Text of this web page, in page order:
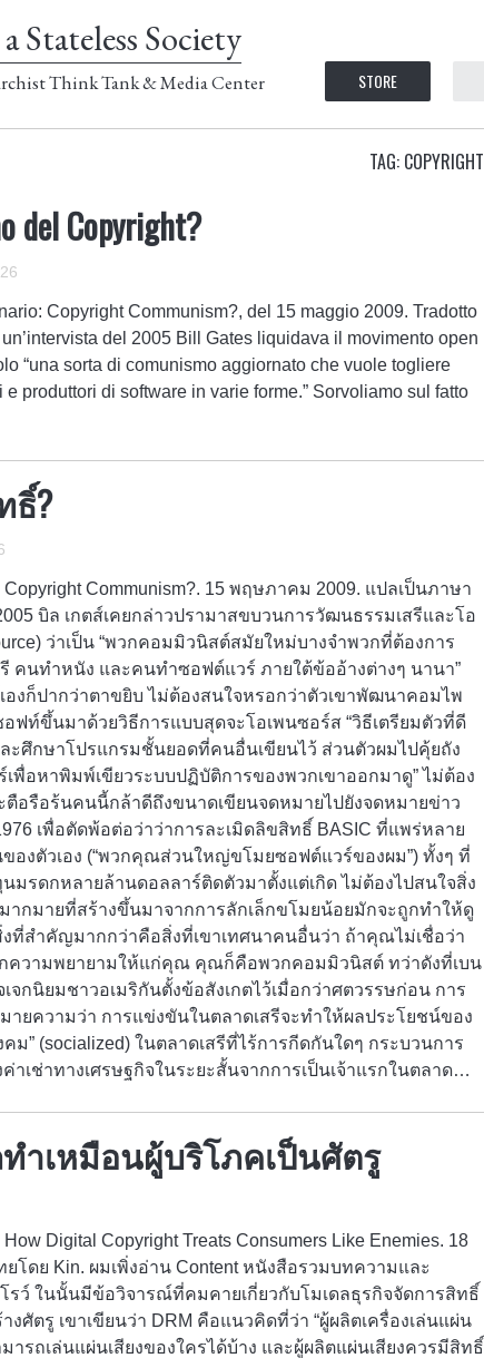
Stateless Society
Think Tank & Media Center STORE
TAG: COPYRIGHT
del Copyright?
Copyright Communism?, del 15 maggio 2009. Tradotto
del 2005 Bill Gates liquidava il movimento open
“una sorta di comunismo aggiornato che vuole togliere
e produttori di software in varie forme.” Sorvoliamo sul fatto
ธิ์?
Communism?. 15 พฤษภาคม 2009. แปลเป็นภาษา
บิล เกตส์เคยกล่าวปรามาสขบวนการวัฒนธรรมเสรีและโอ
ว่าเป็น “พวกคอมมิวนิสต์สมัยใหม่บางจำพวกที่ต้องการ
คนทำหนัง และคนทำซอฟต์แวร์ ภายใต้ข้ออ้างต่างๆ นานา”
องก็ปากว่าตาขยิบ ไม่ต้องสนใจหรอกว่าตัวเขาพัฒนาคอมไพ
ฟท์ขึ้นมาด้วยวิธีการแบบสุดจะโอเพนซอร์ส “วิธีเตรียมตัวที่ดี
ะศึกษาโปรแกรมชั้นยอดที่คนอื่นเขียนไว้ ส่วนตัวผมไปคุ้ยถัง
พื่อหาพิมพ์เขียวระบบปฏิบัติการของพวกเขาออกมาดู” ไม่ต้อง
อรือร้นคนนี้กล้าดีถึงขนาดเขียนจดหมายไปยังจดหมายข่าว
เพื่อตัดพ้อต่อว่าว่าการละเมิดลิขสิทธิ์ BASIC ที่แพร่หลาย
องตัวเอง (“พวกคุณส่วนใหญ่ขโมยซอฟต์แวร์ของผม”) ทั้งๆ ที่
นมรดกหลายล้านดอลลาร์ติดตัวมาตั้งแต่เกิด ไม่ต้องไปสนใจสิ่ง
ากมายที่สร้างขึ้นมาจากการลักเล็กขโมยน้อยมักจะถูกทำให้ดู
งที่สำคัญมากกว่าคือสิ่งที่เขาเทศนาคนอื่นว่า ถ้าคุณไม่เชื่อว่า
ความพยายามให้แก่คุณ คุณก็คือพวกคอมมิวนิสต์ ทว่าดังที่เบน
จกนิยมชาวอเมริกันตั้งข้อสังเกตไว้เมื่อกว่าศตวรรษก่อน การ
ยความว่า การแข่งขันในตลาดเสรีจะทำให้ผลประโยชน์ของ
ม” (socialized) ในตลาดเสรีที่ไร้การกีดกันใดๆ กระบวนการ
เช่าทางเศรษฐกิจในระยะสั้นจากการเป็นเจ้าแรกในตลาด…
ำเหมือนผู้บริโภคเป็นศัตรู
Digital Copyright Treats Consumers Like Enemies. 18
โดย Kin. ผมเพิ่งอ่าน Content หนังสือรวมบทความและ
รว์ ในนั้นมีข้อวิจารณ์ที่คมคายเกี่ยวกับโมเดลธุรกิจจัดการสิทธิ์
ศัตรู เขาเขียนว่า DRM คือแนวคิดที่ว่า “ผู้ผลิตเครื่องเล่นแผ่น
รถเล่นแผ่นเสียงของใครได้บ้าง และผู้ผลิตแผ่นเสียงควรมีสิทธิ์